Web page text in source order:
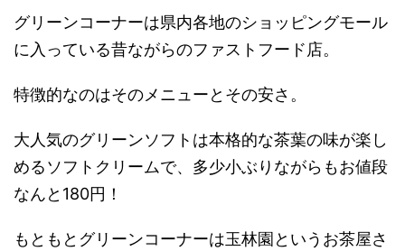
グリーンコーナーは県内各地のショッピングモール
に入っている昔ながらのファストフード店。
特徴的なのはそのメニューとその安さ。
大人気のグリーンソフトは本格的な茶葉の味が楽し
めるソフトクリームで、多少小ぶりながらもお値段
なんと180円！
もともとグリーンコーナーは玉林園というお茶屋さ